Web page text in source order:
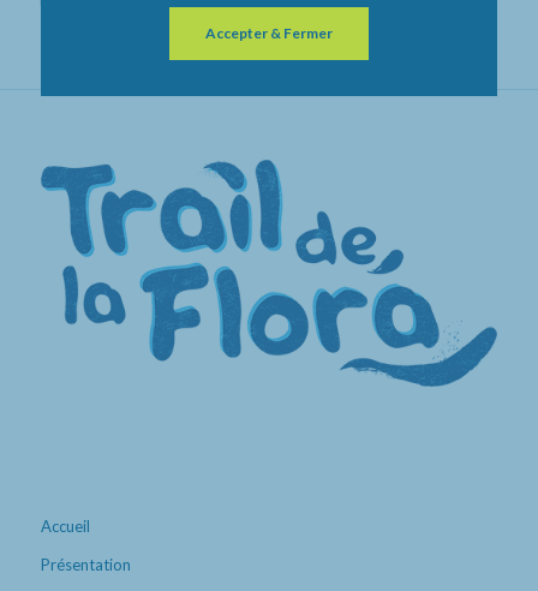
Accueil
Présentation
Accepter & Fermer